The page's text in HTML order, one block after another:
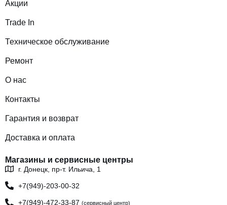
Акции
Trade In
Техническое обслуживание
Ремонт
О нас
Контакты
Гарантия и возврат
Доставка и оплата
Магазины и сервисные центры
г. Донецк, пр-т. Ильича, 1
+7(949)-203-00-32
+7(949)-472-33-87(сервисный центр)